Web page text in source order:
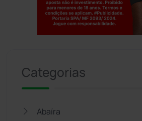
Categorias
Abaíra